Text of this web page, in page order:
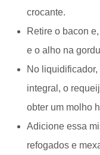
crocante.
Retire o bacon
e o alho na
No
integral, o
obter um molho
Adicione essa
refogados e